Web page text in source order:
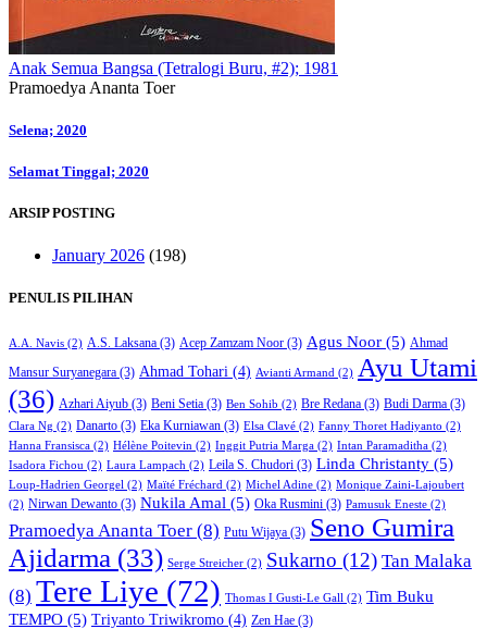
Anak Semua Bangsa (Tetralogi Buru, #2); 1981
Pramoedya Ananta Toer
Post
navigation
Selena; 2020
Selamat Tinggal; 2020
ARSIP POSTING
January 2026 (198)
PENULIS PILIHAN
A.A. Navis (2) A.S. Laksana (3) Acep Zamzam Noor (3) Agus Noor (5) Ahmad
Mansur Suryanegara (3) Ahmad Tohari (4) Avianti Armand (2) Ayu Utami
(36) Azhari Aiyub (3) Beni Setia (3) Ben Sohib (2) Bre Redana (3) Budi Darma (3)
Clara Ng (2) Danarto (3) Eka Kurniawan (3) Elsa Clavé (2) Fanny Thoret Hadiyanto (2)
Hanna Fransisca (2) Hélène Poitevin (2) Inggit Putria Marga (2) Intan Paramaditha (2)
Isadora Fichou (2) Laura Lampach (2) Leila S. Chudori (3) Linda Christanty (5)
Loup-Hadrien Georgel (2) Maïté Fréchard (2) Michel Adine (2) Monique Zaini-Lajoubert
(2) Nirwan Dewanto (3) Nukila Amal (5) Oka Rusmini (3) Pamusuk Eneste (2)
Pramoedya Ananta Toer (8) Putu Wijaya (3) Seno Gumira
Ajidarma (33) Serge Streicher (2) Sukarno (12) Tan Malaka
(8) Tere Liye (72) Thomas I Gusti-Le Gall (2) Tim Buku
TEMPO (5) Triyanto Triwikromo (4) Zen Hae (3)